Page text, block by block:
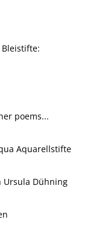
poems...
Aquarellstifte
Ursula Dühning